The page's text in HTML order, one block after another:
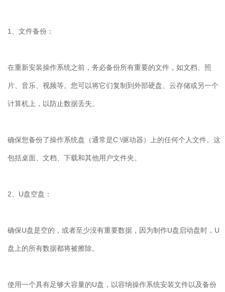
1、文件备份：
在重新安装操作系统之前，务必备份所有重要的文件，如文档、照
片、音乐、视频等。您可以将它们复制到外部硬盘、云存储或另一个
计算机上，以防止数据丢失。
确保您备份了操作系统盘（通常是C:\驱动器）上的任何个人文件。这
包括桌面、文档、下载和其他用户文件夹。
2、 U盘空盘：
确保U盘是空的，或者至少没有重要数据，因为制作U盘启动盘时， U
盘上的所有数据都将被擦除。
使用一个具有足够大容量的U盘，以容纳操作系统安装文件以及备份